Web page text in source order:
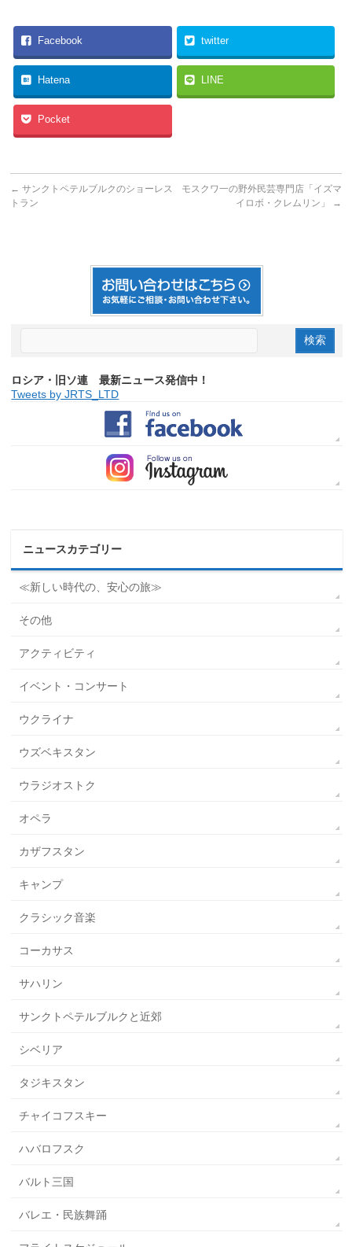
Facebook twitter
Hatena LINE
Pocket
← サンクトペテルブルクのショーレス
トラン
モスクワ一の野外民芸専門店「イズマ
イロボ・クレムリン」
→
ロシア・旧ソ連 最新ニュース発信中！
Tweets by JRTS_LTD
ニュースカテゴリー
≪新しい時代の、安心の旅≫
その他
アクティビティ
イベント・コンサート
ウクライナ
ウズベキスタン
ウラジオストク
オペラ
カザフスタン
キャンプ
クラシック音楽
コーカサス
サハリン
サンクトペテルブルクと近郊
シベリア
タジキスタン
チャイコフスキー
ハバロフスク
バルト三国
バレエ・民族舞踊